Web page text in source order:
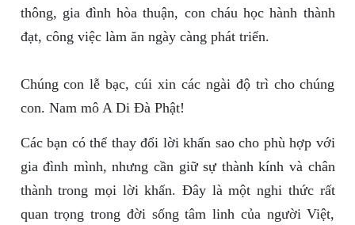
thông, gia đình hòa thuận, con cháu học hành thành
đạt, công việc làm ăn ngày càng phát triển.
Chúng con lễ bạc, cúi xin các ngài độ trì cho chúng
con. Nam mô A Di Đà Phật!
Các bạn có thể thay đổi lời khấn sao cho phù hợp với
gia đình mình, nhưng cần giữ sự thành kính và chân
thành trong mọi lời khấn. Đây là một nghi thức rất
quan trọng trong đời sống tâm linh của người Việt,